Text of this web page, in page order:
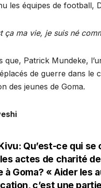
les équipes de football,
ça ma vie, je suis né
que, Patrick Mundeke,
de guerre dans le
des jeunes de Goma.
Qu’est-ce qui se
actes de charité
à Goma? « Aider les
c’est une